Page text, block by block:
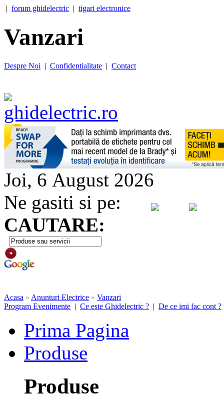
| forum ghidelectric | tigari electronice
Vanzari
Despre Noi | Confidentialitate | Contact
Joi, 6 August 2026
Ne gasiti si pe:
CAUTARE:
Acasa » Anunturi Electrice » Vanzari
Program Evenimente | Ce este Ghidelectric ? | De ce imi fac cont ?
Prima Pagina
Produse
Produse